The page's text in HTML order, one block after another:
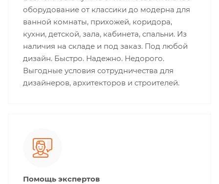
оборудование от классики до модерна для
ванной комнаты, прихожей, коридора,
кухни, детской, зала, кабинета, спальни. Из
наличия на складе и под заказ. Под любой
дизайн. Быстро. Надежно. Недорого.
Выгодные условия сотрудничества для
дизайнеров, архитекторов и строителей.
Помощь экспертов